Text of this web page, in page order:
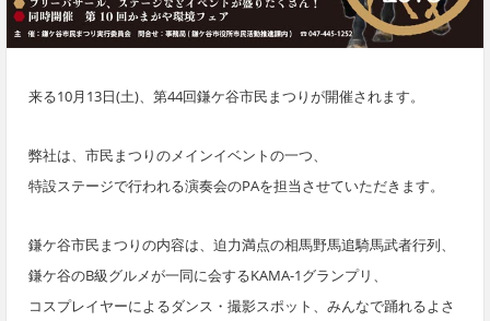
来る10月13日(土)、第44回鎌ケ谷市民まつりが開催されます。
弊社は、市民まつりのメインイベントの一つ、
特設ステージで行われる演奏会のPAを担当させていただきます。
鎌ケ谷市民まつりの内容は、迫力満点の相馬野馬追騎馬武者行列、
鎌ケ谷のB級グルメが一同に会するKAMA-1グランプリ、
コスプレイヤーによるダンス・撮影スポット、みんなで踊れるよさ